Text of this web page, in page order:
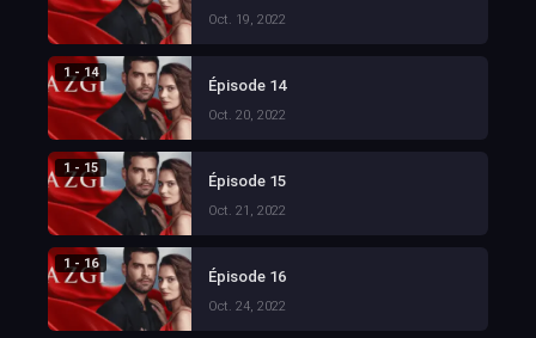
Oct. 19, 2022
1 - 14
Épisode 14
Oct. 20, 2022
1 - 15
Épisode 15
Oct. 21, 2022
1 - 16
Épisode 16
Oct. 24, 2022